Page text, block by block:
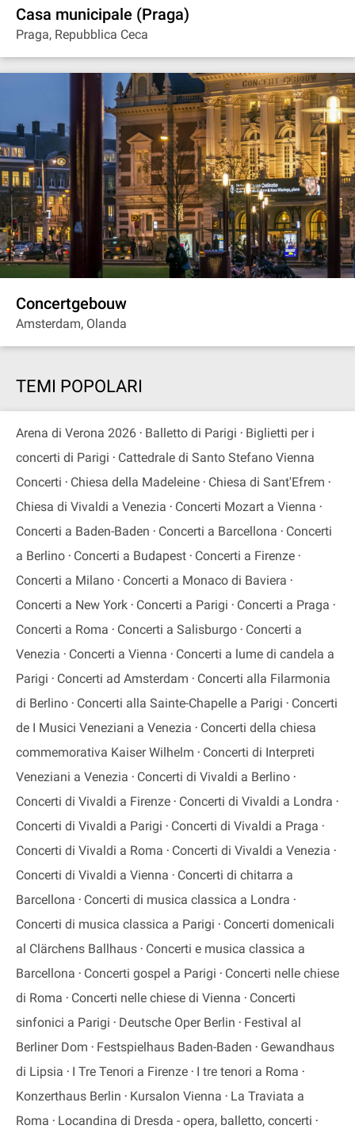
Casa municipale (Praga)
Praga, Repubblica Ceca
Concertgebouw
Amsterdam, Olanda
TEMI POPOLARI
Arena di Verona 2026 Balletto di Parigi
Biglietti per i
concerti di Parigi
Cattedrale di Santo Stefano Vienna
Concerti
Chiesa della Madeleine
Chiesa di Sant'Efrem
Chiesa di Vivaldi a Venezia
Concerti Mozart a Vienna
Concerti a Baden-Baden
Concerti a Barcellona
Concerti
a Berlino
Concerti a Budapest
Concerti a Firenze
Concerti a Milano
Concerti a Monaco di Baviera
Concerti a New York
Concerti a Parigi
Concerti a Praga
Concerti a Roma
Concerti a Salisburgo
Concerti a
Venezia
Concerti a Vienna
Concerti a lume di candela a
Parigi
Concerti ad Amsterdam
Concerti alla Filarmonia
di Berlino
Concerti alla Sainte-Chapelle a Parigi
Concerti
de I Musici Veneziani a Venezia
Concerti della chiesa
commemorativa Kaiser Wilhelm
Concerti di Interpreti
Veneziani a Venezia
Concerti di Vivaldi a Berlino
Concerti di Vivaldi a Firenze
Concerti di Vivaldi a Londra
Concerti di Vivaldi a Parigi
Concerti di Vivaldi a Praga
Concerti di Vivaldi a Roma
Concerti di Vivaldi a Venezia
Concerti di Vivaldi a Vienna
Concerti di chitarra a
Barcellona
Concerti di musica classica a Londra
Concerti di musica classica a Parigi
Concerti domenicali
al Clärchens Ballhaus
Concerti e musica classica a
Barcellona
Concerti gospel a Parigi
Concerti nelle chiese
di Roma
Concerti nelle chiese di Vienna
Concerti
sinfonici a Parigi
Deutsche Oper Berlin
Festival al
Berliner Dom
Festspielhaus Baden-Baden
Gewandhaus
di Lipsia
I Tre Tenori a Firenze
I tre tenori a Roma
Konzerthaus Berlin
Kursalon Vienna
La Traviata a
Roma
Locandina di Dresda - opera, balletto, concerti